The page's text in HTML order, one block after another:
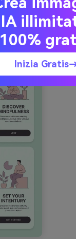
principale.
di menta al
IA
100%
Inizia